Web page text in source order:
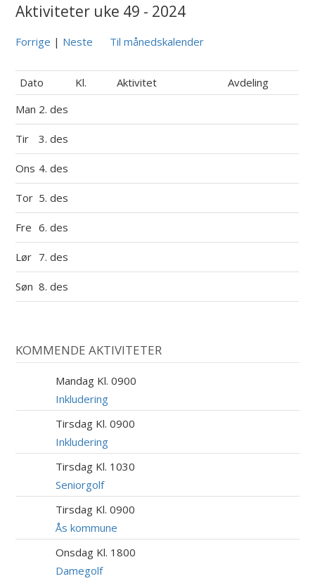
Aktiviteter uke 49 - 2024
Forrige | Neste Til månedskalender
Dato Kl. Aktivitet
Avdeling
Man 2. des
Tir 3. des
Ons 4. des
Tor 5. des
Fre 6. des
Lør 7. des
Søn 8. des
KOMMENDE AKTIVITETER
Mandag Kl. 0900
Inkludering
Tirsdag Kl. 0900
Inkludering
Tirsdag Kl. 1030
Seniorgolf
Tirsdag Kl. 0900
Ås kommune
Onsdag Kl. 1800
Damegolf